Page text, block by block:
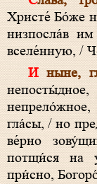
Христе́ Бо́же
низпосла́в
вселе́нную, /
И ныне,
гла́сы, / но
ве́рно
потщи́ся на
при́сно,